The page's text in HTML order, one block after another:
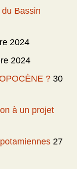
Bassin
2024
2024
? 30
à un projet
27